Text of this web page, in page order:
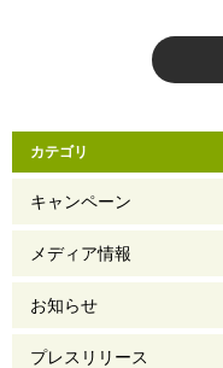
カテゴリ
キャンペーン
メディア情報
お知らせ
プレスリリース